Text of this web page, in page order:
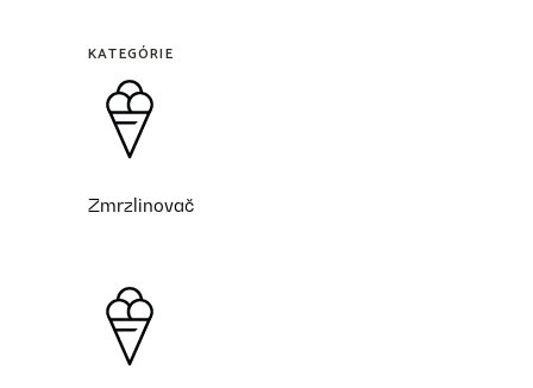
KATEGÓRIE
Zmrzlinovač